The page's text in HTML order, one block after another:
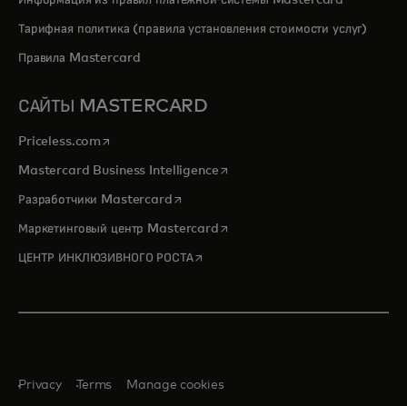
Тарифная политика (правила установления стоимости услуг)
Правила Mastercard
САЙТЫ MASTERCARD
Priceless.com opens in a new tab
Mastercard Business Intelligenceopens in a new tab
Разработчики Mastercardopens in a new tab
Маркетинговый центр Mastercardopens in a new tab
ЦЕНТР ИНКЛЮЗИВНОГО РОСТАopens in a new tab
Privacy Terms Manage cookies